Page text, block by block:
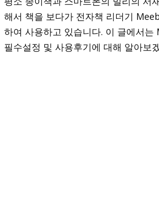
해서 책을 보다가 전자책 리더기
하여 사용하고 있습니다. 이 글에서
필수설정 및 사용후기에 대해 알아보